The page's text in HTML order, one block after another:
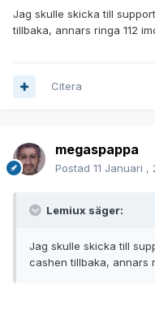
Jag skulle skicka till
tillbaka, annars ringa 112
Citera
megaspappa
Postad 11 Januari ,
Lemiux säger:
Jag skulle skicka till
cashen tillbaka, annars